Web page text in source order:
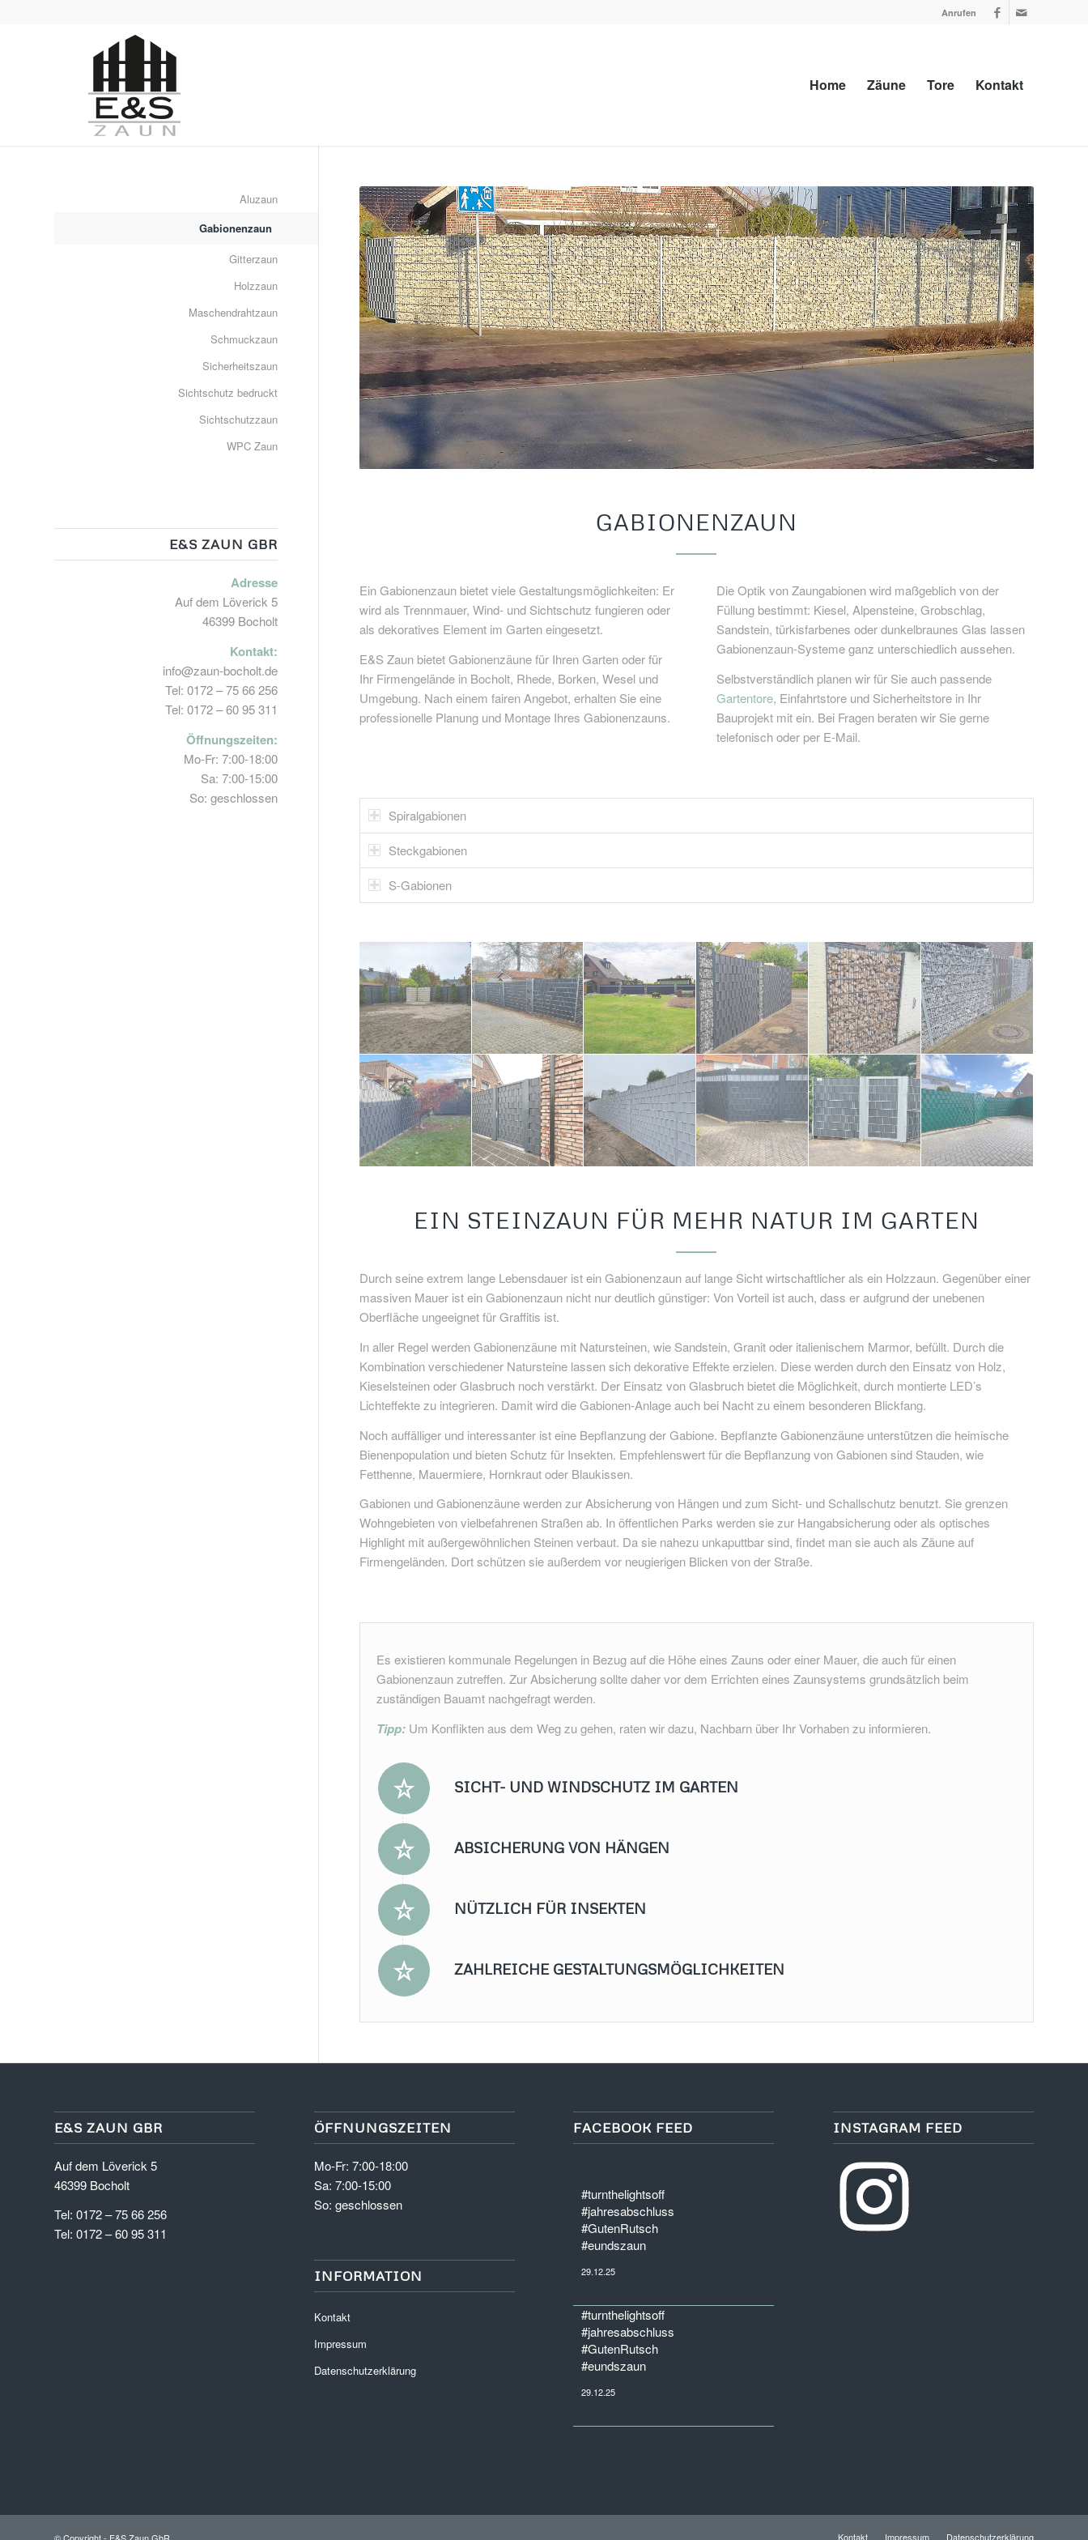
Anrufen
Home Zäune Tore Kontakt
GABIONENZAUN
Ein Gabionenzaun bietet viele Gestaltungsmöglichkeiten: Er
wird als Trennmauer, Wind- und Sichtschutz fungieren oder
als dekoratives Element im Garten eingesetzt.
E&S Zaun bietet Gabionenzäune für Ihren Garten oder für
Ihr Firmengelände in Bocholt, Rhede, Borken, Wesel und
Umgebung. Nach einem fairen Angebot, erhalten Sie eine
professionelle Planung und Montage Ihres Gabionenzauns.
Die Optik von Zaungabionen wird maßgeblich von der
Füllung bestimmt: Kiesel, Alpensteine, Grobschlag,
Sandstein, türkisfarbenes oder dunkelbraunes Glas lassen
Gabionenzaun-Systeme ganz unterschiedlich aussehen.
Selbstverständlich planen wir für Sie auch passende
Gartentore, Einfahrtstore und Sicherheitstore in Ihr
Bauprojekt mit ein. Bei Fragen beraten wir Sie gerne
telefonisch oder per E-Mail.
Spiralgabionen
Steckgabionen
S-Gabionen
EIN STEINZAUN FÜR MEHR NATUR IM GARTEN
Durch seine extrem lange Lebensdauer ist ein Gabionenzaun auf lange Sicht wirtschaftlicher als ein Holzzaun. Gegenüber einer
massiven Mauer ist ein Gabionenzaun nicht nur deutlich günstiger: Von Vorteil ist auch, dass er aufgrund der unebenen
Oberfläche ungeeignet für Graffitis ist.
In aller Regel werden Gabionenzäune mit Natursteinen, wie Sandstein, Granit oder italienischem Marmor, befüllt. Durch die
Kombination verschiedener Natursteine lassen sich dekorative Effekte erzielen. Diese werden durch den Einsatz von Holz,
Kieselsteinen oder Glasbruch noch verstärkt. Der Einsatz von Glasbruch bietet die Möglichkeit, durch montierte LED’s
Lichteffekte zu integrieren. Damit wird die Gabionen-Anlage auch bei Nacht zu einem besonderen Blickfang.
Noch auffälliger und interessanter ist eine Bepflanzung der Gabione. Bepflanzte Gabionenzäune unterstützen die heimische
Bienenpopulation und bieten Schutz für Insekten. Empfehlenswert für die Bepflanzung von Gabionen sind Stauden, wie
Fetthenne, Mauermiere, Hornkraut oder Blaukissen.
Gabionen und Gabionenzäune werden zur Absicherung von Hängen und zum Sicht- und Schallschutz benutzt. Sie grenzen
Wohngebieten von vielbefahrenen Straßen ab. In öffentlichen Parks werden sie zur Hangabsicherung oder als optisches
Highlight mit außergewöhnlichen Steinen verbaut. Da sie nahezu unkaputtbar sind, findet man sie auch als Zäune auf
Firmengeländen. Dort schützen sie außerdem vor neugierigen Blicken von der Straße.
Es existieren kommunale Regelungen in Bezug auf die Höhe eines Zauns oder einer Mauer, die auch für einen
Gabionenzaun zutreffen. Zur Absicherung sollte daher vor dem Errichten eines Zaunsystems grundsätzlich beim
zuständigen Bauamt nachgefragt werden.
Tipp:Um Konflikten aus dem Weg zu gehen, raten wir dazu, Nachbarn über Ihr Vorhaben zu informieren.
SICHT- UND WINDSCHUTZ IM GARTEN
ABSICHERUNG VON HÄNGEN
NÜTZLICH FÜR INSEKTEN
ZAHLREICHE GESTALTUNGSMÖGLICHKEITEN
Aluzaun
Gabionenzaun
Gitterzaun
Holzzaun
Maschendrahtzaun
Schmuckzaun
Sicherheitszaun
Sichtschutz bedruckt
Sichtschutzzaun
WPC Zaun
E&S ZAUN GBR
Adresse
Auf dem Löverick 5
46399 Bocholt
Kontakt:
info@zaun-bocholt.de
Tel: 0172 – 75 66 256
Tel: 0172 – 60 95 311
Öffnungszeiten:
Mo-Fr: 7:00-18:00
Sa: 7:00-15:00
So: geschlossen
E&S ZAUN GBR
Auf dem Löverick 5
46399 Bocholt
Tel: 0172 – 75 66 256
Tel: 0172 – 60 95 311
ÖFFNUNGSZEITEN
Mo-Fr: 7:00-18:00
Sa: 7:00-15:00
So: geschlossen
INFORMATION
Kontakt
Impressum
Datenschutzerklärung
FACEBOOK FEED
#turnthelightsoff
#jahresabschluss
#GutenRutsch
#eundszaun
29.12.25
#turnthelightsoff
#jahresabschluss
#GutenRutsch
#eundszaun
29.12.25
INSTAGRAM FEED
© Copyright - E&S Zaun GbR Kontakt Impressum Datenschutzerklärung